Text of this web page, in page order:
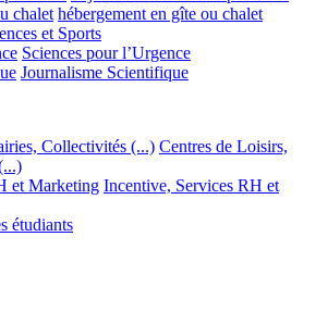
chalet hébergement en gîte ou chalet
et Sports
Sciences pour l’Urgence
Journalisme Scientifique
Collectivités (...) Centres de Loisirs,
et Marketing Incentive, Services RH et
étudiants